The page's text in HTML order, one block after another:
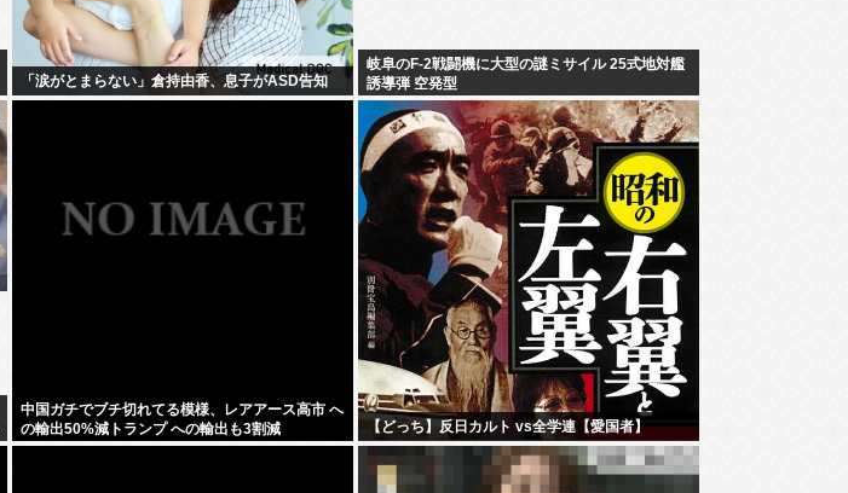
「涙がとまらない」倉持由香、息子がASD告知
岐阜のF-2戦闘機に大型の謎ミサイル 25式地対艦
誘導弾 空発型
中国ガチでブチ切れてる模様、レアアース高市 へ
の輸出50%減トランプ への輸出も3割減
【どっち】反日カルト vs全学連【愛国者】